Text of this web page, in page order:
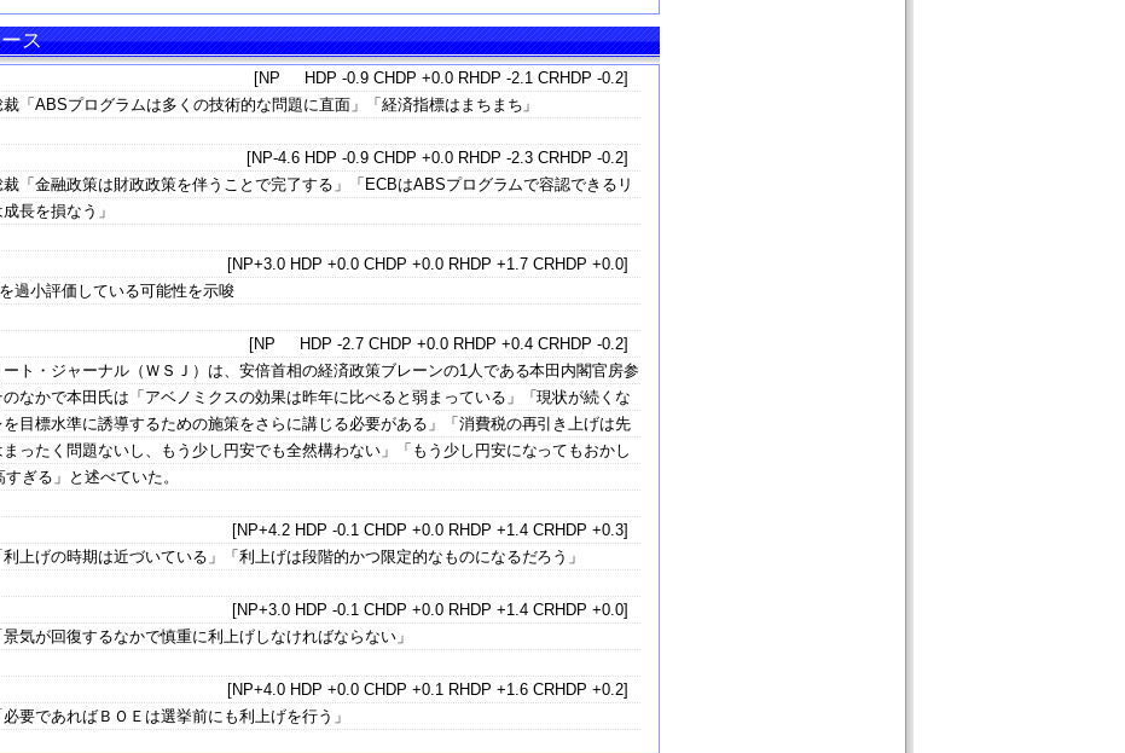
ス
[NP HDP -0.9 CHDP +0.0 RHDP -2.1 CRHDP -0.2]
「ABSプログラムは多くの技術的な問題に直面」「経済指標はまちまち」
[NP-4.6 HDP -0.9 CHDP +0.0 RHDP -2.3 CRHDP -0.2]
「金融政策は財政政策を伴うことで完了する」「ECBはABSプログラムで容認できるリ
長を損なう」
[NP+3.0 HDP +0.0 CHDP +0.0 RHDP +1.7 CRHDP +0.0]
過小評価している可能性を示唆
[NP HDP -2.7 CHDP +0.0 RHDP +0.4 CRHDP -0.2]
ト・ジャーナル（ＷＳＪ）は、安倍首相の経済政策ブレーンの1人である本田内閣官房参
なかで本田氏は「アベノミクスの効果は昨年に比べると弱まっている」「現状が続くな
目標水準に誘導するための施策をさらに講じる必要がある」「消費税の再引き上げは先
ったく問題ないし、もう少し円安でも全然構わない」「もう少し円安になってもおかし
ぎる」と述べていた。
[NP+4.2 HDP -0.1 CHDP +0.0 RHDP +1.4 CRHDP +0.3]
上げの時期は近づいている」「利上げは段階的かつ限定的なものになるだろう」
[NP+3.0 HDP -0.1 CHDP +0.0 RHDP +1.4 CRHDP +0.0]
気が回復するなかで慎重に利上げしなければならない」
[NP+4.0 HDP +0.0 CHDP +0.1 RHDP +1.6 CRHDP +0.2]
要であればＢＯＥは選挙前にも利上げを行う」